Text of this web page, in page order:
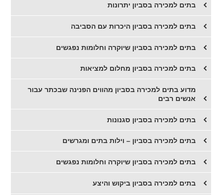
​בתים למכירה בסביון יתרונות
בתים למכירה בסביון היכרות עם הסביבה
בתים למכירה בסביון שיוקרה וחלומות נפגשים
בתים למכירה בסביון מחלום למציאות
מדוע בתים למכירה בסביון מהווים הפנינה שבכתר עבור
אנשים רבים
בתים למכירה בסביון סגנונות
בתים למכירה בסביון – וילות בתים ומגרשים
בתים למכירה בסביון שיוקרה וחלומות נפגשים
בתים למכירה בסביון ביקוש והיצע